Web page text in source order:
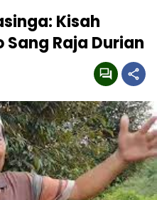
Kisah
Sang Raja Durian